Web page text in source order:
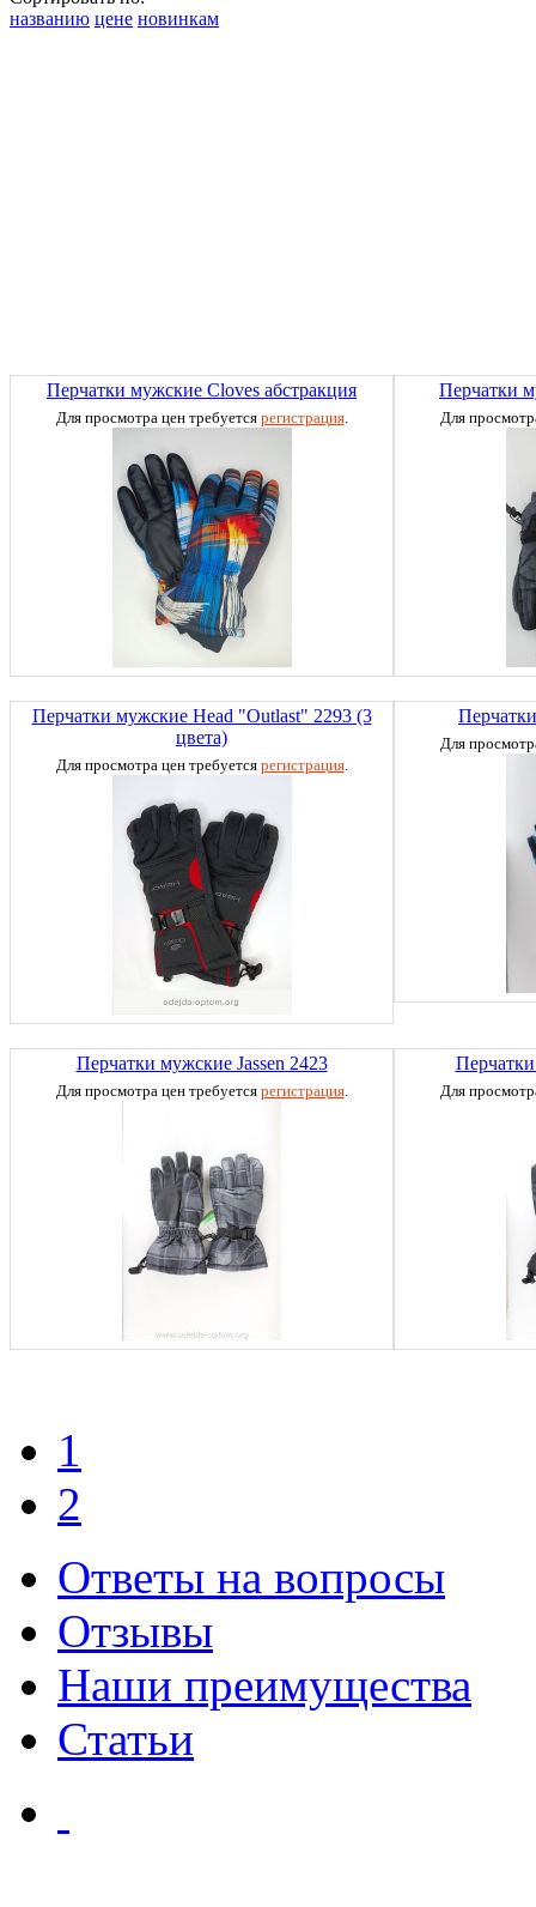
названию цене новинкам
Перчатки мужские Cloves абстракция
Для просмотра цен требуется регистрация.
Перчатки
Для
Перчатки мужские Head "Outlast" 2293 (3
цвета)
Для просмотра цен требуется регистрация.
Для
Перчатки мужские Jassen 2423
Для просмотра цен требуется регистрация. Для
1
2
Ответы на вопросы
Отзывы
Наши преимущества
Статьи